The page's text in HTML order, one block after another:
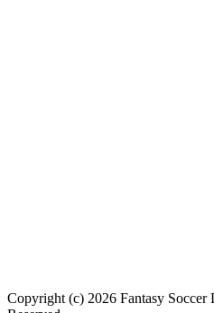
Copyright (c) 2026 Fantasy